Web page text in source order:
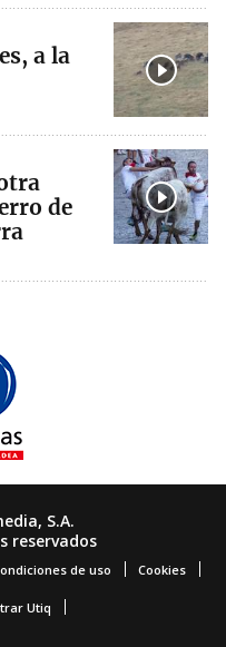
a la
de
S.A.
reservados
de uso Cookies
Utiq